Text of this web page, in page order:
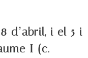
d’abril, i el 5 i
I (c.